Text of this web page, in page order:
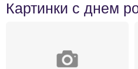
Картинки с днем